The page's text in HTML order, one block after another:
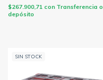
$267.900,71 con Transferencia o
depósito
SIN STOCK